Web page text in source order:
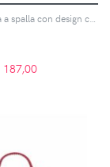
187,00